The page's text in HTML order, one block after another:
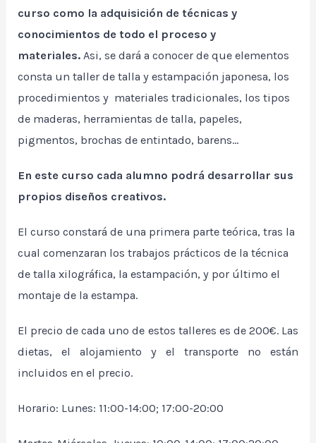
curso como la adquisición de técnicas y
conocimientos de todo el proceso y
materiales. Asi, se dará a conocer de que elementos
consta un taller de talla y estampación japonesa, los
procedimientos y materiales tradicionales, los tipos
de maderas, herramientas de talla, papeles,
pigmentos, brochas de entintado, barens…
En este curso cada alumno podrá desarrollar sus
propios diseños creativos.
El curso constará de una primera parte teórica, tras la
cual comenzaran los trabajos prácticos de la técnica
de talla xilográfica, la estampación, y por último el
montaje de la estampa.
El precio de cada uno de estos talleres es de 200€. Las
dietas, el alojamiento y el transporte no están
incluidos en el precio.
Horario: Lunes: 11:00-14:00; 17:00-20:00